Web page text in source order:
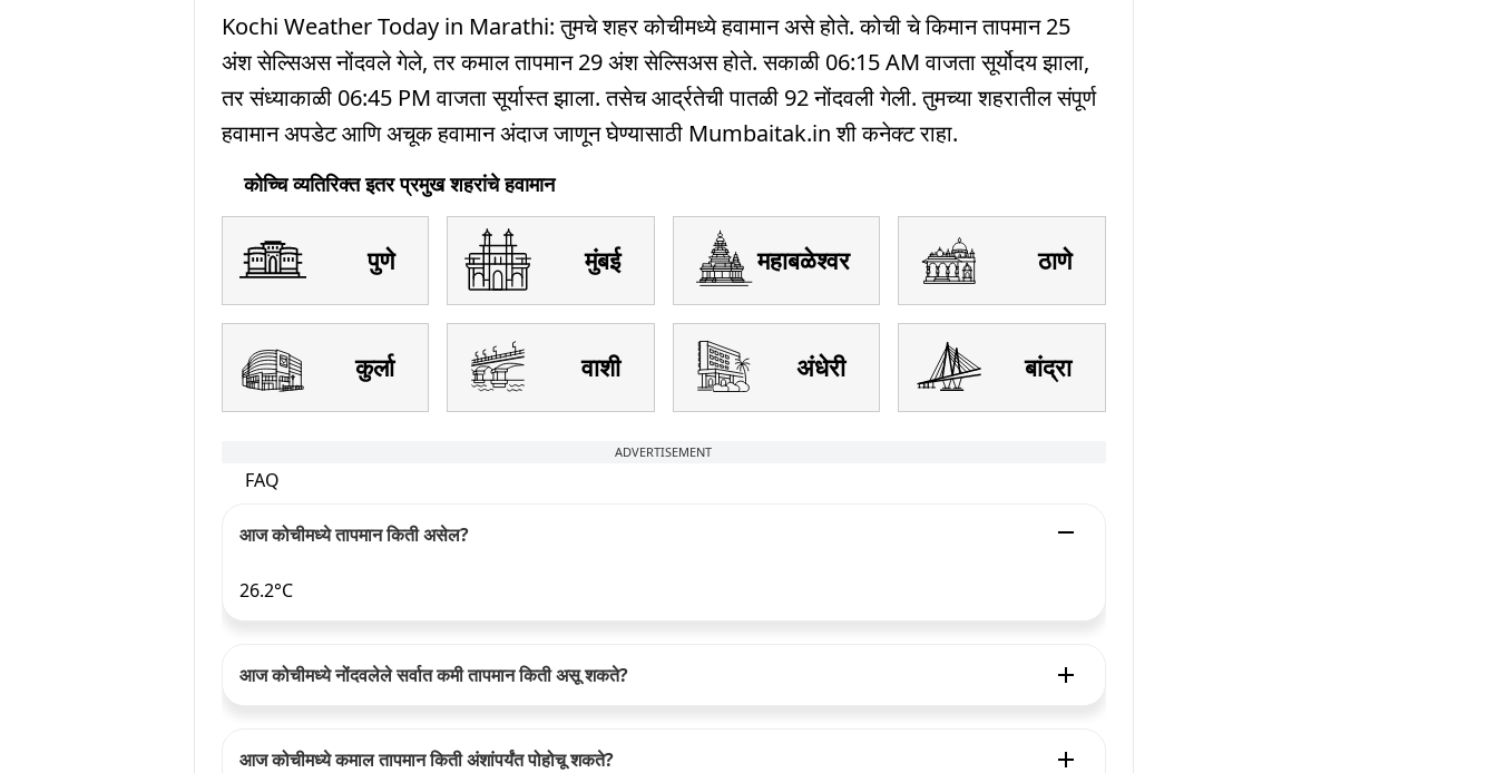
Kochi Weather Today in Marathi: तुमचे शहर कोचीमध्ये हवामान असे होते. कोची चे किमान तापमान 25
अंश सेल्सिअस नोंदवले गेले, तर कमाल तापमान 29 अंश सेल्सिअस होते. सकाळी 06:15 AM वाजता सूर्योदय झाला,
तर संध्याकाळी 06:45 PM वाजता सूर्यास्त झाला. तसेच आर्द्रतेची पातळी 92 नोंदवली गेली. तुमच्या शहरातील संपूर्ण
हवामान अपडेट आणि अचूक हवामान अंदाज जाणून घेण्यासाठी Mumbaitak.in शी कनेक्ट राहा.
कोच्चि व्यतिरिक्त इतर प्रमुख शहरांचे हवामान
पुणे मुंबई महाबळेश्वर ठाणे
कुर्ला वाशी अंधेरी बांद्रा
ADVERTISEMENT
FAQ
आज कोचीमध्ये तापमान किती असेल?
26.2°C
आज कोचीमध्ये नोंदवलेले सर्वात कमी तापमान किती असू शकते?
आज कोचीमध्ये कमाल तापमान किती अंशांपर्यंत पोहोचू शकते?